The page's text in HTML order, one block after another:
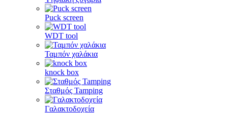
Puck screen
WDT tool
Ταμπόν χαλάκια
knock box
Σταθμός Tamping
Γαλακτοδοχεία